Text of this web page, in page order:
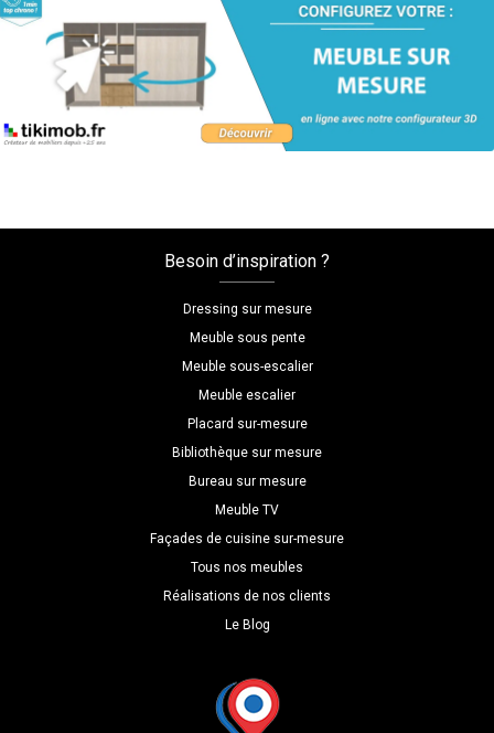
Besoin d’inspiration ?
Dressing sur mesure
Meuble sous pente
Meuble sous-escalier
Meuble escalier
Placard sur-mesure
Bibliothèque sur mesure
Bureau sur mesure
Meuble TV
Façades de cuisine sur-mesure
Tous nos meubles
Réalisations de nos clients
Le Blog